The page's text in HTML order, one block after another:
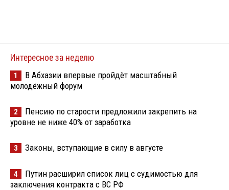
Интересное за неделю
1
В Абхазии впервые пройдёт масштабный
молодёжный форум
2
Пенсию по старости предложили закрепить на
уровне не ниже 40% от заработка
3 Законы, вступающие в силу в августе
4
Путин расширил список лиц с судимостью для
заключения контракта с ВС РФ